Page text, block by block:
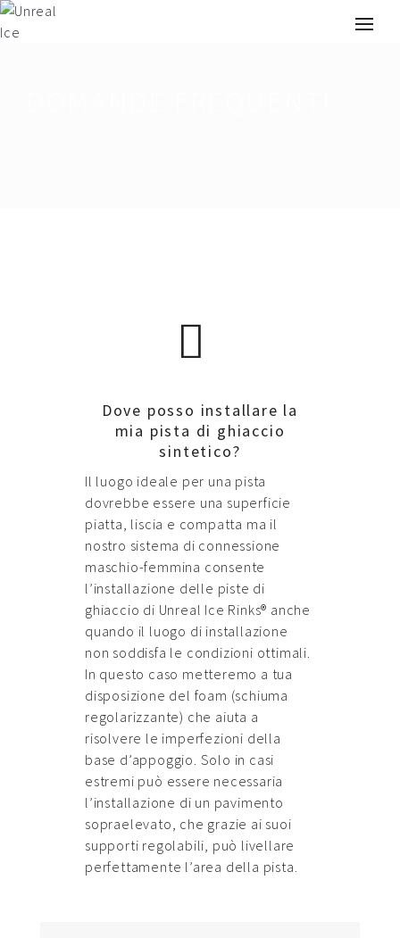
Dove posso installare la
mia pista di ghiaccio
sintetico?
Il luogo ideale per una pista
dovrebbe essere una superficie
piatta, liscia e compatta ma il
nostro sistema di connessione
maschio-femmina consente
l’installazione delle piste di
ghiaccio di Unreal Ice Rinks® anche
quando il luogo di installazione
non soddisfa le condizioni ottimali.
In questo caso metteremo a tua
disposizione del foam (schiuma
regolarizzante) che aiuta a
risolvere le imperfezioni della
base d’appoggio. Solo in casi
estremi può essere necessaria
l’installazione di un pavimento
sopraelevato, che grazie ai suoi
supporti regolabili, può livellare
perfettamente l’area della pista.